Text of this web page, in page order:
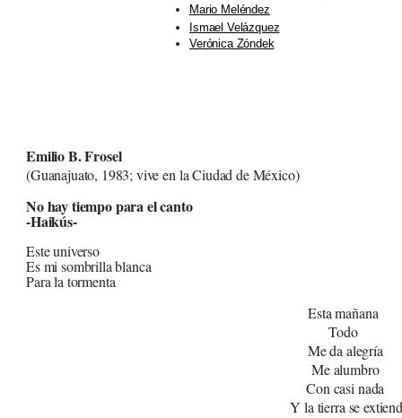
Mario Meléndez
Ismael Velázquez
Verónica Zóndek
Emilio B. Frosel
(Guanajuato, 1983; vive en la Ciudad de México)
No hay tiempo para el canto
-Haikús-
Este universo
Es mi sombrilla blanca
Para la tormenta
Esta mañana
Todo
Me da alegría
Me alumbro
Con casi nada
Y la tierra se